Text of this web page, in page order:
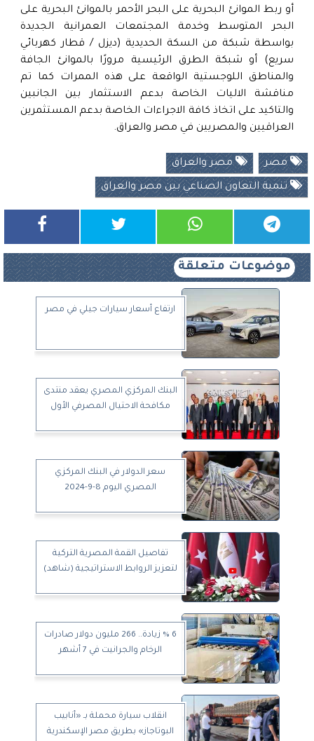
أو ربط الموانئ البحرية على البحر الأحمر بالموانئ البحرية على
البحر المتوسط وخدمة المجتمعات العمرانية الجديدة
بواسطة شبكة من السكة الحديدية (ديزل / قطار كهربائي
سريع) أو شبكة الطرق الرئيسية مرورًا بالموانئ الجافة
والمناطق اللوجستية الواقعة على هذه الممرات كما تم
مناقشة الاليات الخاصة بدعم الاستثمار بين الجانبين
والتاكيد على اتخاذ كافة الاجراءات الخاصة بدعم المستثمرين
العراقيين والمصريين في مصر والعراق.
مصر مصر والعراق
تنمية التعاون الصناعي بين مصر والعراق
موضوعات متعلقة
ارتفاع أسعار سيارات جيلي في مصر
البنك المركزي المصري يعقد منتدى
مكافحة الاحتيال المصرفي الأول
سعر الدولار في البنك المركزي
المصري اليوم 8-9-2024
تفاصيل القمة المصرية التركية
لتعزيز الروابط الاستراتيجية (شاهد)
6 % زيادة.. 266 مليون دولار صادرات
الرخام والجرانيت في 7 أشهر
انقلاب سيارة محملة بـ «أنابيب
البوتاجاز» بطريق مصر الإسكندرية